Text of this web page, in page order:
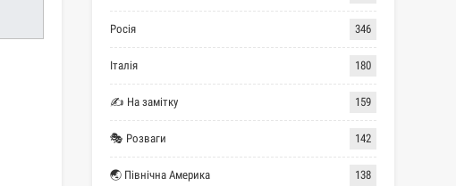
Росія 346
Італія 180
✍ На замітку 159
🎭 Розваги 142
🌏 Північна Америка 138